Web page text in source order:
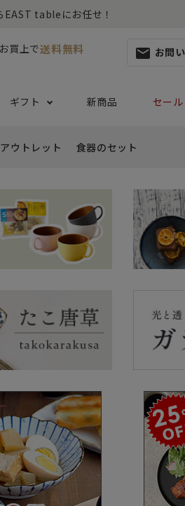
tableにお任せ！
買上で送料無料 mail お問
ボウル
- 汁椀
- どんぶり・丼
- ラーメン鉢
素材で探す
- 磁器製
- 木製
- ガラス製
- 樹脂製
食品 ~
白い食
まとめ
ギフト
- 有料
- Eギ
新商品 セール
アウトレット 食器のセット